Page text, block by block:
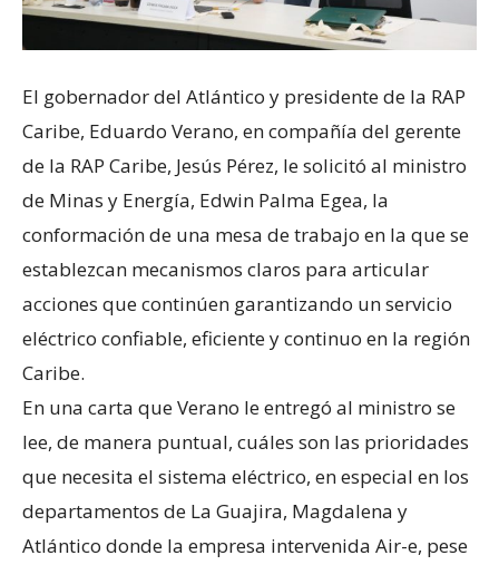
El gobernador del Atlántico y presidente de la RAP
Caribe, Eduardo Verano, en compañía del gerente
de la RAP Caribe, Jesús Pérez, le solicitó al ministro
de Minas y Energía, Edwin Palma Egea, la
conformación de una mesa de trabajo en la que se
establezcan mecanismos claros para articular
acciones que continúen garantizando un servicio
eléctrico confiable, eficiente y continuo en la región
Caribe.
En una carta que Verano le entregó al ministro se
lee, de manera puntual, cuáles son las prioridades
que necesita el sistema eléctrico, en especial en los
departamentos de La Guajira, Magdalena y
Atlántico donde la empresa intervenida Air-e, pese